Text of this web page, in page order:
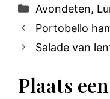
Categorieën
Avondeten,
Portobello
Salade van
Plaats